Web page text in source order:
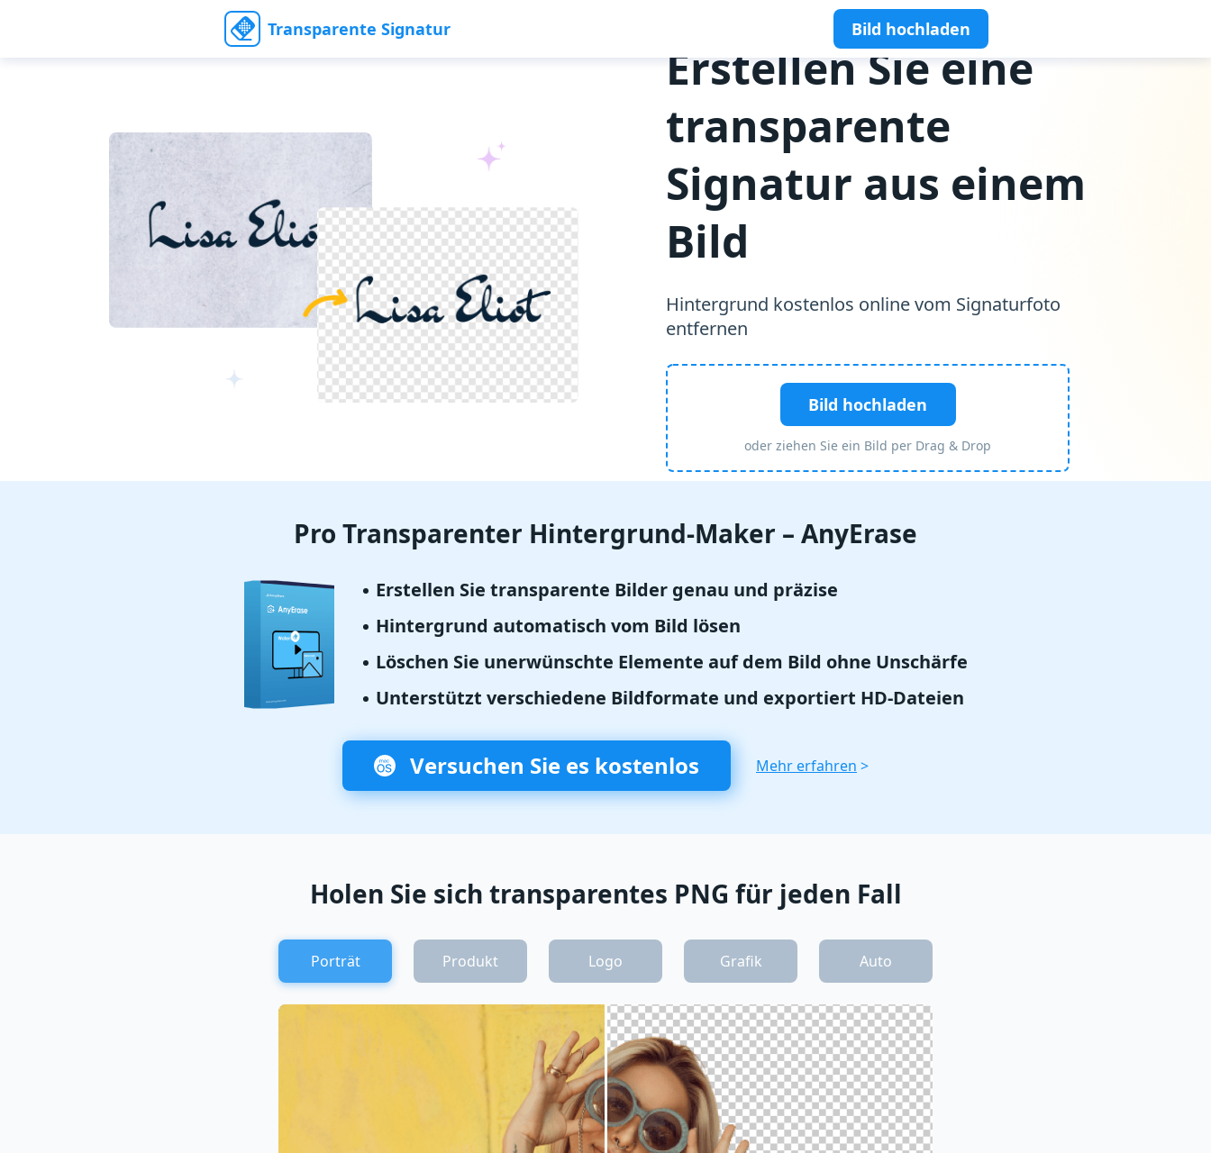
Transparente Signatur Bild hochladen
Erstellen Sie eine
transparente
Signatur aus einem
Bild
Hintergrund kostenlos online vom Signaturfoto
entfernen
Bild hochladen
oder ziehen Sie ein Bild per Drag & Drop
Pro Transparenter Hintergrund-Maker – AnyErase
Erstellen Sie transparente Bilder genau und präzise
Hintergrund automatisch vom Bild lösen
Löschen Sie unerwünschte Elemente auf dem Bild ohne Unschärfe
Unterstützt verschiedene Bildformate und exportiert HD-Dateien
Versuchen Sie es kostenlos Mehr erfahren >
Holen Sie sich transparentes PNG für jeden Fall
Porträt Produkt Logo Grafik Auto